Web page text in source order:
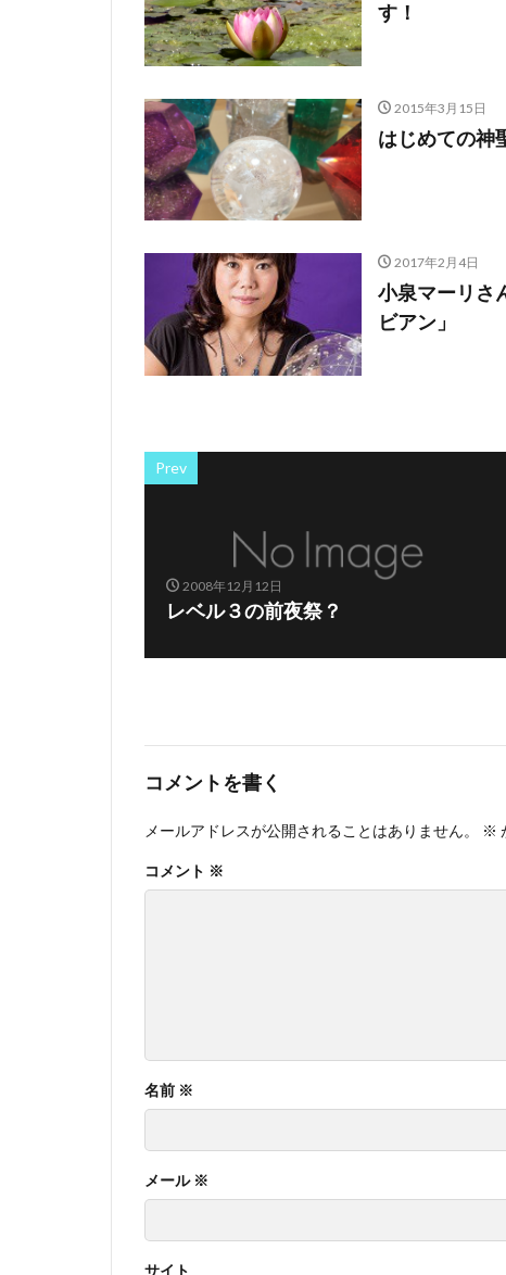
す！
2015年3月15日
はじめての神
2017年2月4日
小泉マーリさ
ビアン」
Prev
2008年12月12日
レベル３の前夜祭？
コメントを書く
メールアドレスが公開されることはありません。 ※
コメント ※
名前 ※
メール ※
サイト